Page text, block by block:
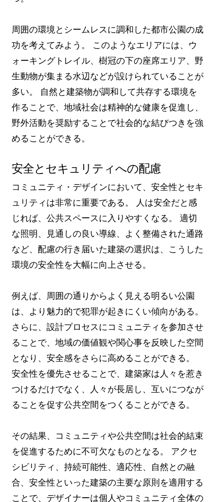
周囲の環境とシームレスに調和した都市公園の成
功を考えてみよう。 このようなエリアには、ウ
ォーキングトレイル、樹冠の下の座席エリア、野
生動物が集まる水辺などが設けられていることが
多い。 自然と建築物が調和して共存する環境を
作ることで、地域社会は精神的な健康を促進し、
野外活動を奨励することで社会的な結びつきを強
めることができる。
安全とセキュリティへの配慮
コミュニティ・デザインにおいて、安全性とセキ
ュリティは非常に重要である。 人は安全だと感
じれば、公共スペースに入りやすくなる。 適切
な照明、見通しの良い導線、よく整備された通路
など、配慮の行き届いた建築の選択は、こうした
環境の安全性を大幅に向上させる。
例えば、周囲の通りからよく見える明るい公園
は、より魅力的で犯罪が起きにくい傾向がある。
さらに、設計プロセスにコミュニティを参加させ
ることで、地域の価値観や関心事を反映した空間
となり、安全感をさらに高めることができる。
安全性を優先させることで、建築家は人々を惹き
つけるだけでなく、人々が長居し、互いにつなが
ることを促す公共空間をつくることができる。
その結果、コミュニティや公共空間は社会的結束
を促進するために不可欠なものとなる。 アクセ
シビリティ、持続可能性、適応性、自然との融
合、安全性といった建築の主要な原則を適用する
ことで、デザイナーは個人やコミュニティ全体の